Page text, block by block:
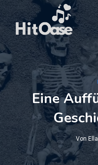
Zum
Inhalt
springen
Eine
Von Ella